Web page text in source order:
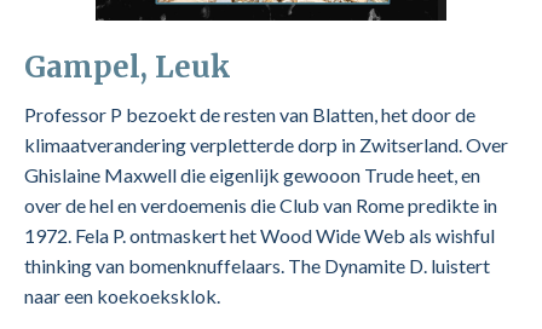
Gampel, Leuk
Professor P bezoekt de resten van Blatten, het door de
klimaatverandering verpletterde dorp in Zwitserland. Over
Ghislaine Maxwell die eigenlijk gewooon Trude heet, en
over de hel en verdoemenis die Club van Rome predikte in
1972. Fela P. ontmaskert het Wood Wide Web als wishful
thinking van bomenknuffelaars. The Dynamite D. luistert
naar een koekoeksklok.